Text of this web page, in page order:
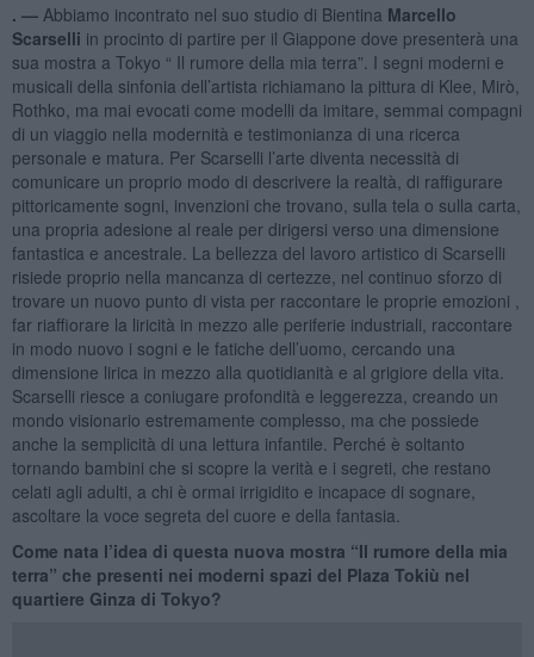
. — Abbiamo incontrato nel suo studio di Bientina Marcello
Scarselli in procinto di partire per il Giappone dove presenterà una
sua mostra a Tokyo “ Il rumore della mia terra”. I segni moderni e
musicali della sinfonia dell’artista richiamano la pittura di Klee, Mirò,
Rothko, ma mai evocati come modelli da imitare, semmai compagni
di un viaggio nella modernità e testimonianza di una ricerca
personale e matura. Per Scarselli l’arte diventa necessità di
comunicare un proprio modo di descrivere la realtà, di raffigurare
pittoricamente sogni, invenzioni che trovano, sulla tela o sulla carta,
una propria adesione al reale per dirigersi verso una dimensione
fantastica e ancestrale. La bellezza del lavoro artistico di Scarselli
risiede proprio nella mancanza di certezze, nel continuo sforzo di
trovare un nuovo punto di vista per raccontare le proprie emozioni ,
far riaffiorare la liricità in mezzo alle periferie industriali, raccontare
in modo nuovo i sogni e le fatiche dell’uomo, cercando una
dimensione lirica in mezzo alla quotidianità e al grigiore della vita.
Scarselli riesce a coniugare profondità e leggerezza, creando un
mondo visionario estremamente complesso, ma che possiede
anche la semplicità di una lettura infantile. Perché è soltanto
tornando bambini che si scopre la verità e i segreti, che restano
celati agli adulti, a chi è ormai irrigidito e incapace di sognare,
ascoltare la voce segreta del cuore e della fantasia.
Come nata l’idea di questa nuova mostra “Il rumore della mia
terra” che presenti nei moderni spazi del Plaza Tokiù nel
quartiere Ginza di Tokyo?